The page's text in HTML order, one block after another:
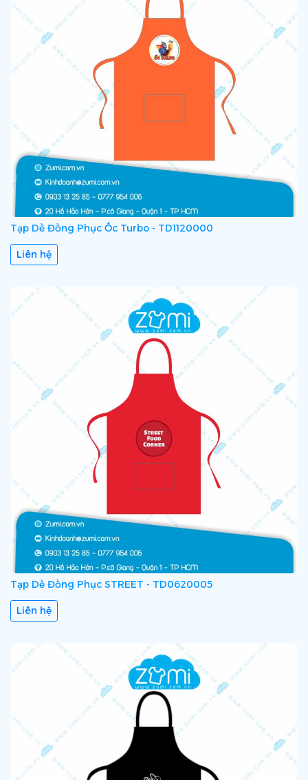
Tạp Dề Đồng Phục Ốc Turbo - TD1120000
Liên hệ
Tạp Dề Đồng Phục STREET - TD0620005
Liên hệ